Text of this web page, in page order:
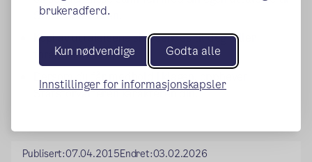
brukeradferd.
Kun nødvendige Godta alle
Innstillinger for informasjonskapsler
Statsforvalteren.
Kopi av uttalelsene skal sendes til deg (eller
foreldrene dine).
Dersom du får medhold i klagen, opphever
Statsforvalteren karakteren din.
Publisert:07.04.2015Endret:03.02.2026